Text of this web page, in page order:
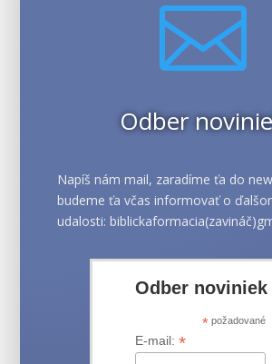

Odber
Napíš nám mail, zaradíme ťa do
budeme ťa včas informovať o
udalosti:
Odber noviniek
*požadované
E-mail: *